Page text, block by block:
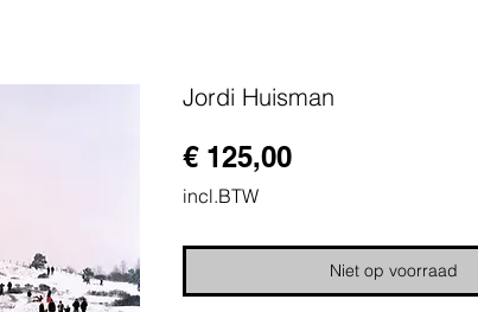
Jordi Huisman
€ 125,00Prijs
incl.BTW
Niet op voorraad